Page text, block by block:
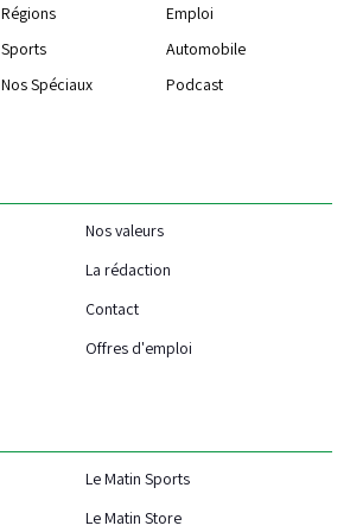
Régions
Emploi
Sports
Automobile
Nos Spéciaux Podcast
Nos valeurs
La rédaction
Contact
Offres d'emploi
Le Matin Sports
Le Matin Store